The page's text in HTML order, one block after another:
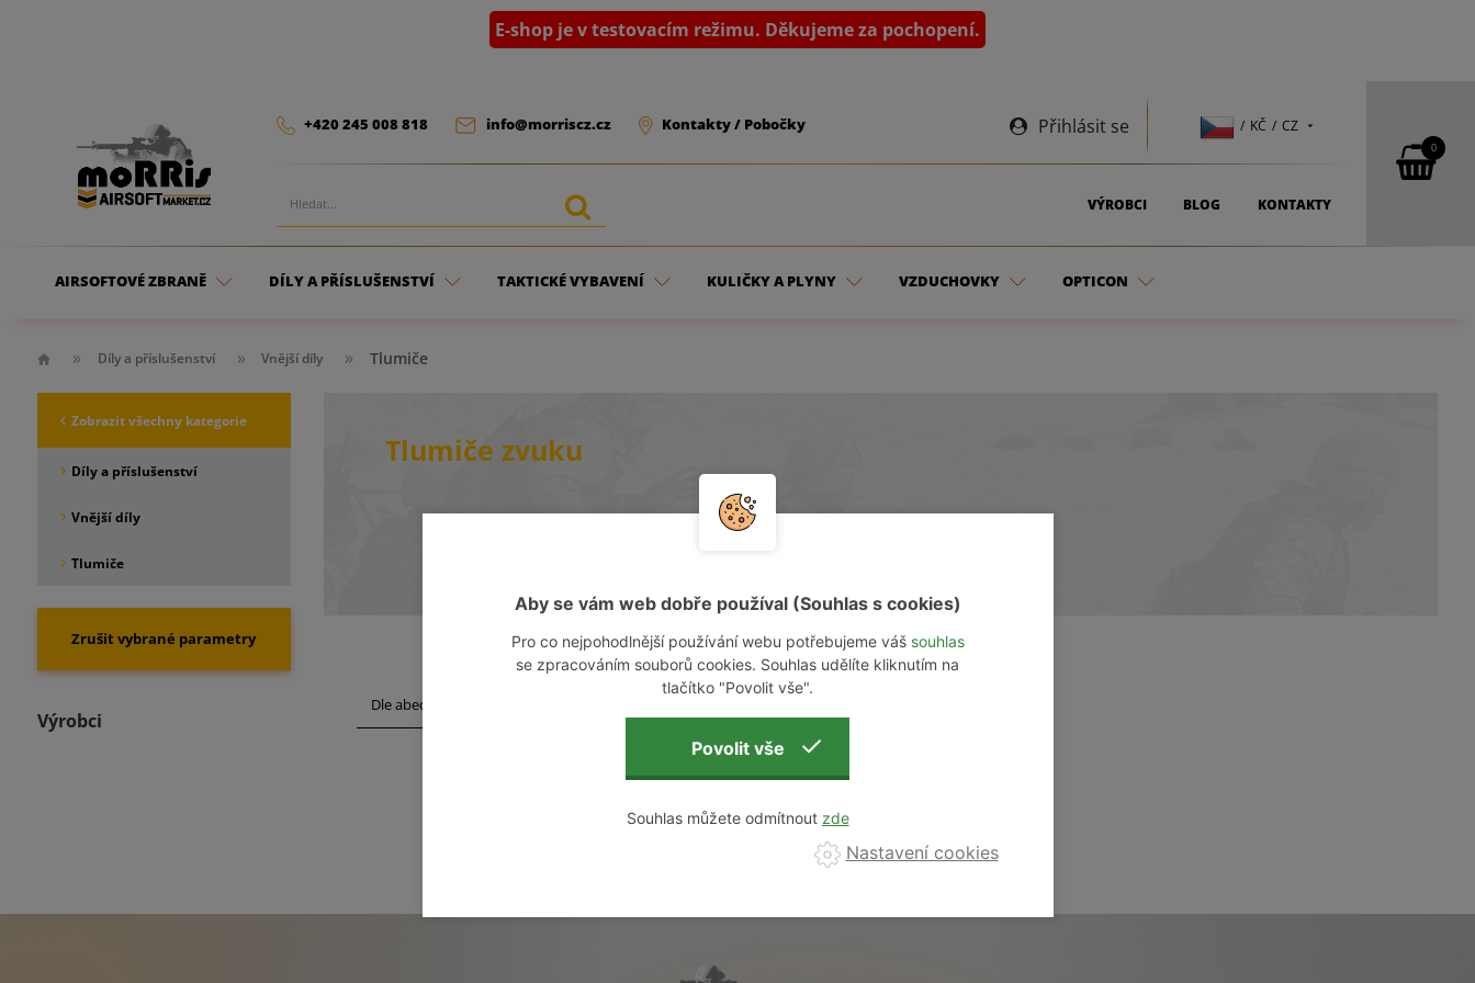
E-shop je v testovacím režimu. Děkujeme za pochopení.
+420 245 008 818 info@morriscz.cz Kontakty / Pobočky Přihlásit se / KČ / CZ
VÝROBCI BLOG KONTAKTY
0
AIRSOFTOVÉ ZBRANĚ DÍLY A PŘÍSLUŠENSTVÍ TAKTICKÉ VYBAVENÍ KULIČKY A PLYNY VZDUCHOVKY OPTICON
Díly a příslušenství Vnější díly Tlumiče
Zobrazit všechny kategorie
Díly a příslušenství
Vnější díly
Tlumiče
Výrobci
Tlumiče zvuku
Dle abecedy
Aby se vám web dobře používal (Souhlas s cookies)
Pro co nejpohodlnější používání webu potřebujeme váš souhlas
se zpracováním souborů cookies. Souhlas udělíte kliknutím na
tlačítko "Povolit vše".
Souhlas můžete odmítnout
Nastavení cookies